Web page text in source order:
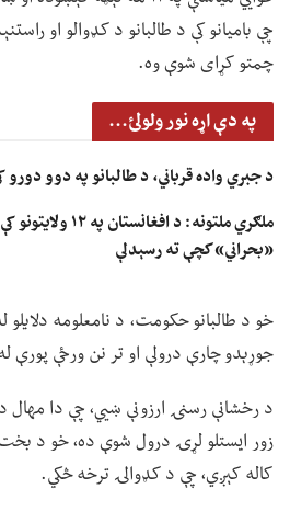
چې بامیانو کې د طالبانو د کډوالو او
چمتو کړای شوې وه.
په دې اړه نور ولولئ...
د جبري واده قرباني، د طالبانو په دوو
ملګري ملتونه: د
«بحراني» کچې ته رسېدلې
خو د طالبانو حکومت، د نامعلومه
جوړېدو چارې درولې او تر نن ورځې
د رخشانې رسنۍ ارزونې ښيي، چې دا مهال
زور ایستلو لړۍ درول شوې ده، خو د
کاله کېږي، چې د کډوالۍ ترخه څکي.